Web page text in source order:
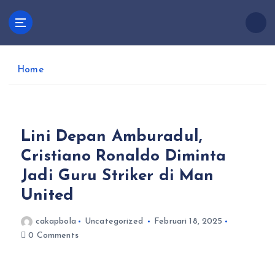
Home
Lini Depan Amburadul,
Cristiano Ronaldo Diminta
Jadi Guru Striker di Man
United
cakapbola Uncategorized
Februari 18, 2025
0 Comments